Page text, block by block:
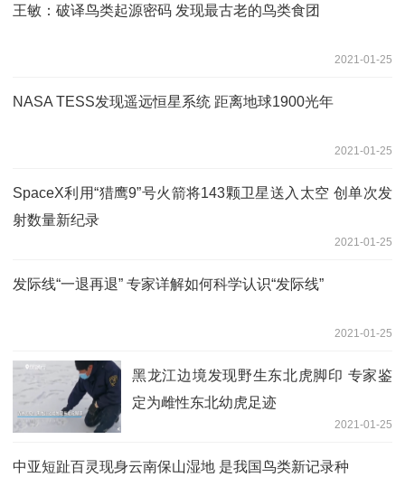
王敏：破译鸟类起源密码 发现最古老的鸟类食团
2021-01-25
NASA TESS发现遥远恒星系统 距离地球1900光年
2021-01-25
SpaceX利用“猎鹰9”号火箭将143颗卫星送入太空 创单次发
射数量新纪录
2021-01-25
发际线“一退再退” 专家详解如何科学认识“发际线”
2021-01-25
黑龙江边境发现野生东北虎脚印 专家鉴
定为雌性东北幼虎足迹
2021-01-25
中亚短趾百灵现身云南保山湿地 是我国鸟类新记录种